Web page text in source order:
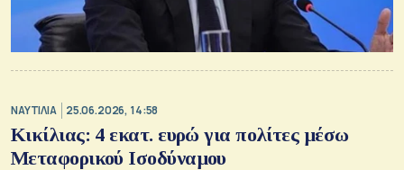
ΝΑΥΤΙΛΙΑ 25.06.2026, 14:58
Κικίλιας: 4 εκατ. ευρώ για πολίτες μέσω
Μεταφορικού Ισοδύναμου